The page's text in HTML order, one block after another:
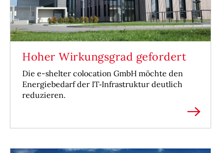
Hoher Wirkungsgrad gefordert
Die e-shelter colocation GmbH möchte den
Energiebedarf der IT‑Infrastruktur deutlich
reduzieren.